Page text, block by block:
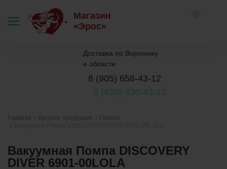
Магазин
«Эрос»
Доставка по Воронежу
и области
8 (905) 658-43-12
8 (920) 430-43-12
Главная Каталог продукции
Помпы
Вакуумная Помпа DISCOVERY
DIVER 6901-00LOLA